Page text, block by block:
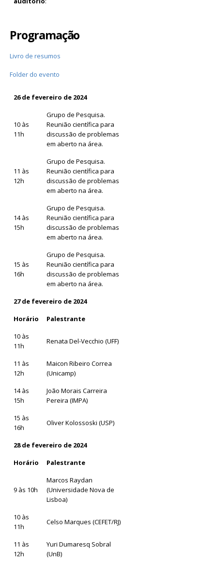
Programação
Livro de resumos
Folder do evento
26 de fevereiro de 2024
10 às
11h
Grupo de Pesquisa.
Reunião científica para
discussão de problemas
em aberto na área.
11 às
12h
Grupo de Pesquisa.
Reunião científica para
discussão de problemas
em aberto na área.
14 às
15h
Grupo de Pesquisa.
Reunião científica para
discussão de problemas
em aberto na área.
15 às
16h
Grupo de Pesquisa.
Reunião científica para
discussão de problemas
em aberto na área.
27 de fevereiro de 2024
Horário
Palestrante
10 às
11h
Renata Del-Vecchio (UFF)
11 às
12h
Maicon Ribeiro Correa
(Unicamp)
14 às
15h
João Morais Carreira
Pereira (IMPA)
15 às
16h
Oliver Kolossoski (USP)
28 de fevereiro de 2024
Horário
Palestrante
9 às 10h
Marcos Raydan
(Universidade Nova de
Lisboa)
10 às
11h
Celso Marques (CEFET/RJ)
11 às
12h
Yuri Dumaresq Sobral
(UnB)